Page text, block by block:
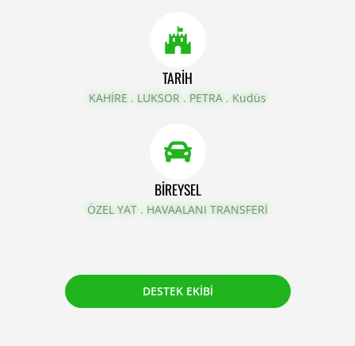
TARIH
KAHİRE . LUKSOR . PETRA . Kudüs
BIREYSEL
ÖZEL YAT . HAVAALANI TRANSFERİ
DESTEK EKİBİ